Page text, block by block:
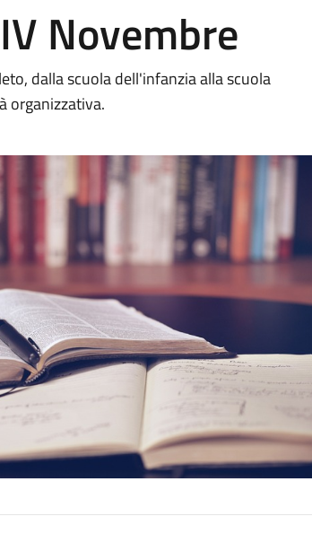
Novembre
dalla scuola dell'infanzia alla scuola
organizzativa.